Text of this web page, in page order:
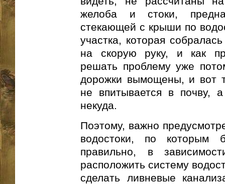
желоба и стоки,
стекающей с крыши по
участка, которая
на скорую руку, и как
решать проблему уже
дорожки вымощены, и вот
не впитывается в почву,
некуда.
Поэтому, важно
водостоки, по которым
правильно, в
расположить систему
сделать ливневые